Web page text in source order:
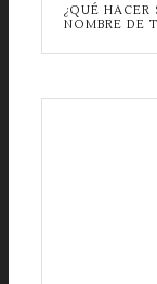
¿QUÉ HACER
NOMBRE DE